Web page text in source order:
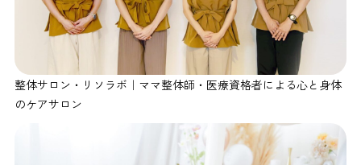
整体サロン・リソラボ｜ママ整体師・医療資格者による心と身体
のケアサロン